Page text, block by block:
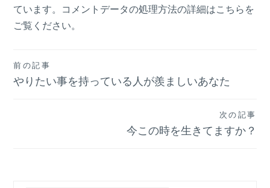
ています。 コメントデータの処理方法の詳細はこちらを
ご覧ください。
投
稿
前の記事
やりたい事を持っている人が羨ましいあなた
次の記事
今この時を生きてますか？